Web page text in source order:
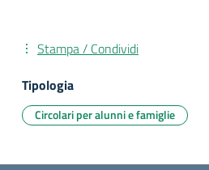
Stampa / Condividi
Tipologia
Circolari per alunni e famiglie